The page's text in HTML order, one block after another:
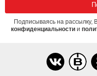
Подписываясь на рассылку,
конфиденциальностии